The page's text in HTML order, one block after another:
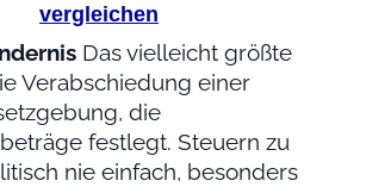
vergleichen
Das vielleicht größte
Verabschiedung einer
die
festlegt. Steuern zu
nie einfach, besonders